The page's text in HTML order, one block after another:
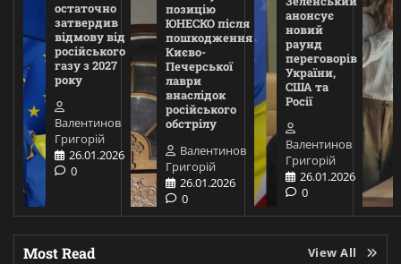
остаточно
затвердив
відмову від
російського
газу з 2027
року
Валентинов
Григорій
26.01.2026
0
позицію
ЮНЕСКО після
пошкодження
Києво-
Печерської
лаври
внаслідок
російського
обстрілу
Валентинов
Григорій
26.01.2026
0
анонсує
новий
раунд
переговорів
України,
США та
Росії
Валентинов
Григорій
26.01.2026
0
Most Read View All